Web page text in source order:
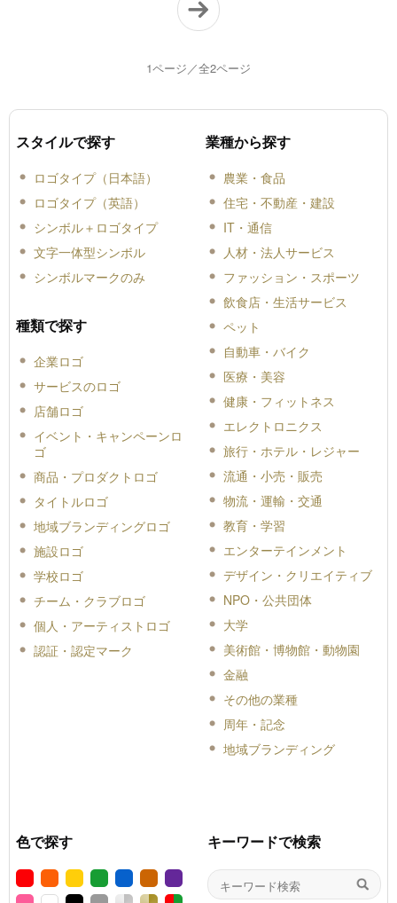
1ページ／全2ページ
スタイルで探す
ロゴタイプ（日本語）
ロゴタイプ（英語）
シンボル＋ロゴタイプ
文字一体型シンボル
シンボルマークのみ
種類で探す
企業ロゴ
サービスのロゴ
店舗ロゴ
イベント・キャンペーンロ
ゴ
商品・プロダクトロゴ
タイトルロゴ
地域ブランディングロゴ
施設ロゴ
学校ロゴ
チーム・クラブロゴ
個人・アーティストロゴ
認証・認定マーク
業種から探す
農業・食品
住宅・不動産・建設
IT・通信
人材・法人サービス
ファッション・スポーツ
飲食店・生活サービス
ペット
自動車・バイク
医療・美容
健康・フィットネス
エレクトロニクス
旅行・ホテル・レジャー
流通・小売・販売
物流・運輸・交通
教育・学習
エンターテインメント
デザイン・クリエイティブ
NPO・公共団体
大学
美術館・博物館・動物園
金融
その他の業種
周年・記念
地域ブランディング
色で探す キーワードで検索